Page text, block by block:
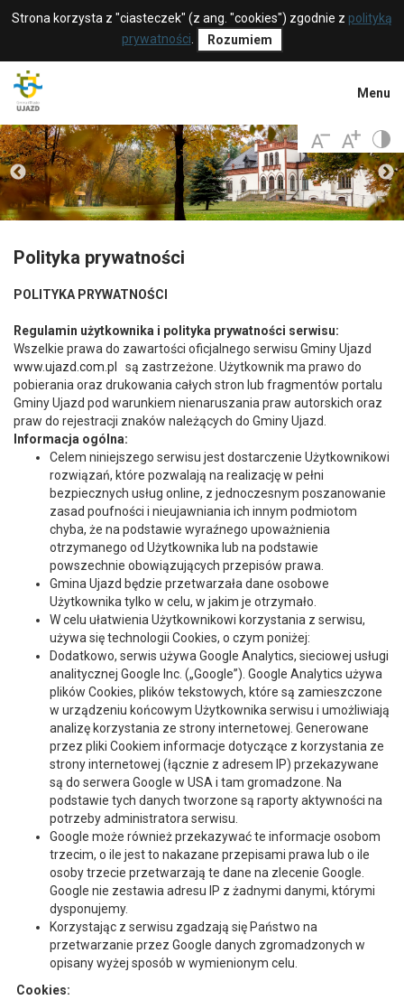
Strona korzysta z "ciasteczek" (z ang. "cookies") zgodnie z polityką
prywatności
Rozumiem
Menu
Polityka prywatności
POLITYKA PRYWATNOŚCI
Regulamin użytkownika i polityka prywatności serwisu:
Wszelkie prawa do zawartości oficjalnego serwisu Gminy Ujazd
www.ujazd.com.pl
są zastrzeżone. Użytkownik ma prawo do
pobierania oraz drukowania całych stron lub fragmentów portalu
Gminy Ujazd pod warunkiem nienaruszania praw autorskich oraz
praw do rejestracji znaków należących do Gminy Ujazd.
Informacja ogólna:
Celem niniejszego serwisu jest dostarczenie Użytkownikowi
rozwiązań, które pozwalają na realizację w pełni
bezpiecznych usług online, z jednoczesnym poszanowanie
zasad poufności i nieujawniania ich innym podmiotom
chyba, że na podstawie wyraźnego upoważnienia
otrzymanego od Użytkownika lub na podstawie
powszechnie obowiązujących przepisów prawa.
Gmina Ujazd będzie przetwarzała dane osobowe
Użytkownika tylko w celu, w jakim je otrzymało.
W celu ułatwienia Użytkownikowi korzystania z serwisu,
używa się technologii Cookies, o czym poniżej:
Dodatkowo, serwis używa Google Analytics, sieciowej usługi
analitycznej Google Inc. („Google”). Google Analytics używa
plików Cookies, plików tekstowych, które są zamieszczone
w urządzeniu końcowym Użytkownika serwisu i umożliwiają
analizę korzystania ze strony internetowej. Generowane
przez pliki Cookiem informacje dotyczące z korzystania ze
strony internetowej (łącznie z adresem IP) przekazywane
są do serwera Google w USA i tam gromadzone. Na
podstawie tych danych tworzone są raporty aktywności na
potrzeby administratora serwisu.
Google może również przekazywać te informacje osobom
trzecim, o ile jest to nakazane przepisami prawa lub o ile
osoby trzecie przetwarzają te dane na zlecenie Google.
Google nie zestawia adresu IP z żadnymi danymi, którymi
dysponujemy.
Korzystając z serwisu zgadzają się Państwo na
przetwarzanie przez Google danych zgromadzonych w
opisany wyżej sposób w wymienionym celu.
Cookies: